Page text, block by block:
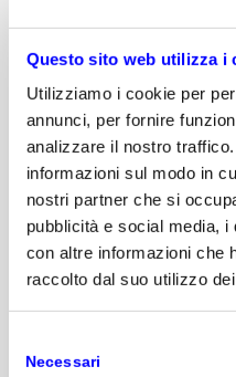
Questo sito web utilizza i
Utilizziamo i cookie per
annunci, per fornire
analizzare il nostro
informazioni sul modo in
nostri partner che si
pubblicità e social media,
con altre informazioni che
raccolto dal suo utilizzo
delNecessari
standard,Microsoft
creare agenti AI su
e applicazioni della
conversazionali che
naturale, consultano le
eseguire azioni
aggiornare record,
Power
Agenti AI